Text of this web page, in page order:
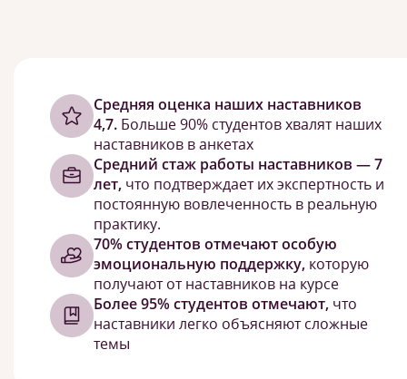
Cредняя оценка наших наставников
4,7. Больше 90% студентов хвалят наших
наставников в анкетах
Средний стаж работы наставников — 7
лет, что подтверждает их экспертность и
постоянную вовлеченность в реальную
практику.
70% студентов отмечают особую
эмоциональную поддержку, которую
получают от наставников на курсе
Более 95% студентов отмечают, что
наставники легко объясняют сложные
темы